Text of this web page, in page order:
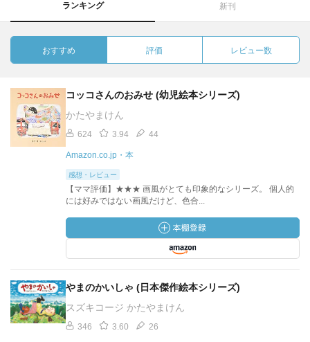
ランキング 新刊
おすすめ 評価 レビュー数
コッコさんのおみせ (幼児絵本シリーズ)
かたやまけん
624 3.94 44
Amazon.co.jp・本
感想・レビュー
【ママ評価】★★★ 画風がとても印象的なシリーズ。 個人的
には好みではない画風だけど、色合...
やまのかいしゃ (日本傑作絵本シリーズ)
スズキコージ かたやまけん
346 3.60 26